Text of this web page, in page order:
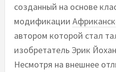
созданный на основе
модификации
автором которой стал
изобретатель Эрик
Несмотря на внешнее